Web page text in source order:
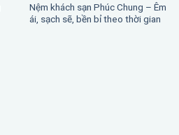
Nệm khách sạn Phúc Chung – Êm
ái, sạch sẽ, bền bỉ theo thời gian